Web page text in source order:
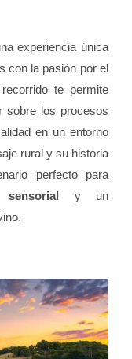
experiencia única
con la pasión por el
te permite
sobre los procesos
en un entorno
rural y su historia
perfecto para
y un